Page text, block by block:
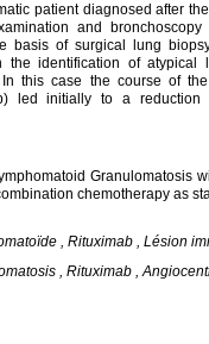
patient diagnosed after
and
basis of surgical lung
the identification of atypical
this case the course of
led initially to a reduction
Granulomatosis
chemotherapy as
, Rituximab , Lésion
, Rituximab ,